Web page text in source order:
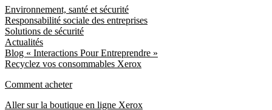
Environnement, santé et sécurité
Responsabilité sociale des entreprises
Solutions de sécurité
Actualités
Blog « Interactions Pour Entreprendre »
Recyclez vos consommables Xerox
Comment acheter
Aller sur la boutique en ligne Xerox